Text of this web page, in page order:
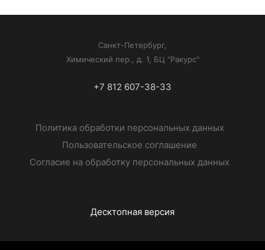
Санкт-Петербург,
Химический пер., д. 1, БЦ "Ракурс"
+7 812 607-38-33
Политика обработки персональных данных
Пользовательское соглашение
Согласие на обработку персональных данных
Десктопная версия